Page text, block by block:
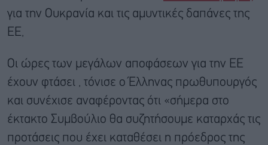
για την Ουκρανία και τις αμυντικές δαπάνες της
ΕΕ,
Οι ώρες των μεγάλων αποφάσεων για την ΕΕ
έχουν φτάσει , τόνισε ο Έλληνας πρωθυπουργός
και συνέχισε αναφέροντας ότι «σήμερα στο
έκτακτο Συμβούλιο θα συζητήσουμε καταρχάς τις
προτάσεις που έχει καταθέσει η πρόεδρος της